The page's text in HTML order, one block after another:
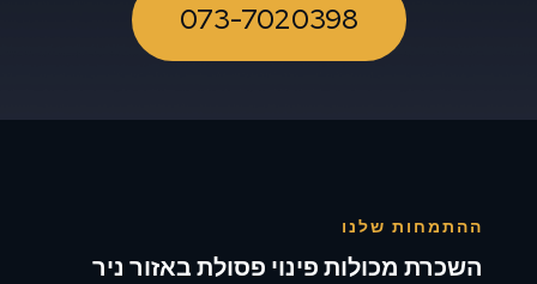
073-7020398
ההתמחות שלנו
השכרת מכולות פינוי פסולת באזור ניר